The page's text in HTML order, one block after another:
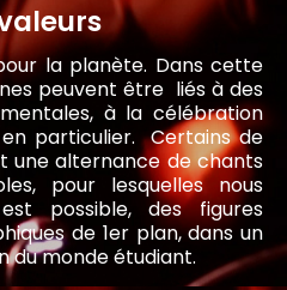
la planète. Dans cette
peuvent être liés à des
à la célébration
particulier. Certains de
une alternance de chants
pour lesquelles nous
possible, des figures
de 1er plan, dans un
du monde étudiant.